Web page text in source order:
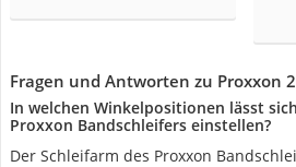
Fragen und Antworten zu Proxxon
In welchen Winkelpositionen lässt
Proxxon Bandschleifers einstellen?
Der Schleifarm des Proxxon